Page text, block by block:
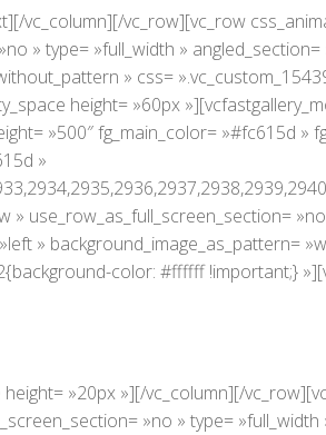
vc_column][/vc_row][vc_row
» type= »full_width »
» css=
height= »60px
»500″ fg_main_color= »#fc615d »
»
» use_row_as_full_screen_section=
» background_image_as_pattern=
color: #ffffff !important;}
»20px »][/vc_column][/
»no » type=